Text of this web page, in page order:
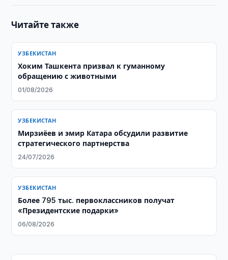
Читайте также
УЗБЕКИСТАН
Хоким Ташкента призвал к гуманному
обращению с животными
01/08/2026
УЗБЕКИСТАН
Мирзиёев и эмир Катара обсудили развитие
стратегического партнерства
24/07/2026
УЗБЕКИСТАН
Более 795 тыс. первоклассников получат
«Президентские подарки»
06/08/2026